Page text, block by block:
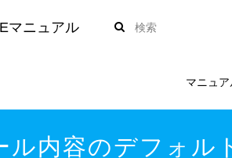
マニュアル
マニュ
ル内容のデフォル